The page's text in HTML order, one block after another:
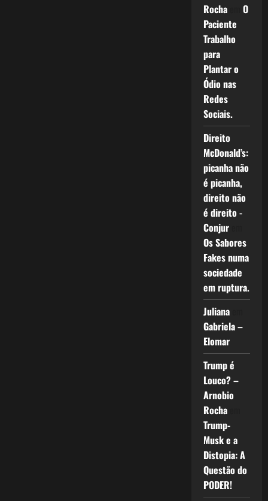
Rochaem O
Paciente
Trabalho
para
Plantar o
Ódio nas
Redes
Sociais.
Direito
McDonald’s:
picanha não
é picanha,
direito não
é direito -
Conjurem
Os Sabores
Fakes numa
sociedade
em ruptura.
Julianaem
Gabriela –
Elomar
Trump é
Louco? –
Arnobio
Rochaem
Trump-
Musk e a
Distopia: A
Questão do
PODER!